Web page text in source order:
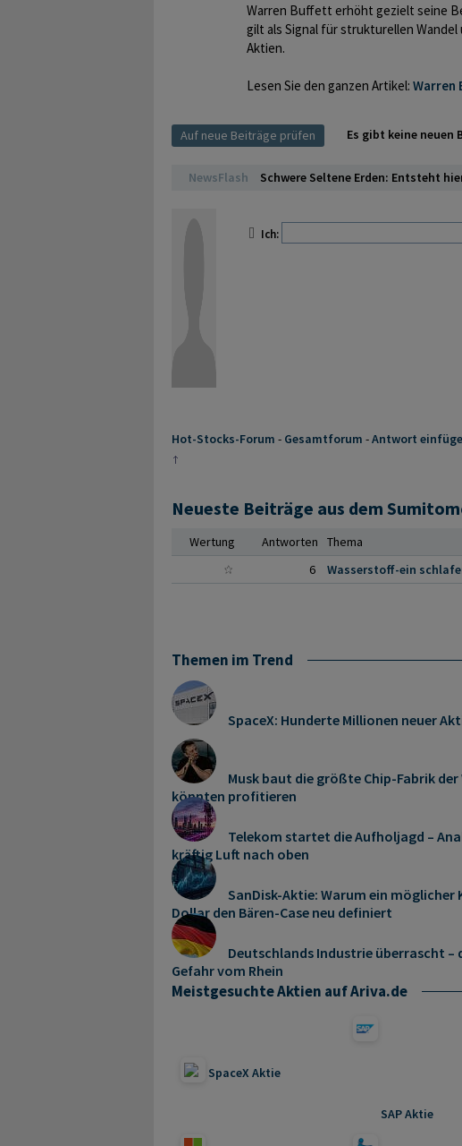
Warren Buffett erhöht gezielt seine
gilt als Signal für strukturellen
Aktien.
Lesen Sie den ganzen Artikel: Warren
Auf neue Beiträge prüfen Es gibt keine neuen
NewsFlash Schwere Seltene Erden: Entsteht
Ich:
Hot-Stocks-Forum - Gesamtforum -Antwort
Neueste Beiträge aus dem
Wertung Antworten Thema
6
Wasserstoff-ein
Themen im Trend
SpaceX: Hunderte Millionen neuer
Musk baut die größte Chip-Fabrik der
könnten profitieren
Telekom startet die Aufholjagd –
kräftig Luft nach oben
SanDisk-Aktie: Warum ein möglicher
Dollar den Bären-Case neu definiert
Deutschlands Industrie überrascht
Gefahr vom Rhein
Meistgesuchte Aktien auf Ariva.de
SpaceX Aktie
SAP Aktie